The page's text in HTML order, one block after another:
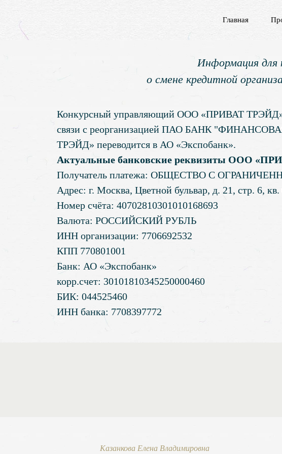
Главная
Конкурсный управляющий ООО «ПРИВАТ ТРЭЙД»
связи с реорганизацией ПАО БАНК
ТРЭЙД» переводится в АО «Экспобанк».
Актуальные банковские реквизиты ООО
Получатель платежа: ОБЩЕСТВО С
Адрес: г. Москва, Цветной бульвар, д. 21, стр. 6, кв.
Номер счёта: 40702810301010168693
Валюта: РОССИЙСКИЙ РУБЛЬ
ИНН организации: 7706692532
КПП 770801001
Банк: АО «Экспобанк»
корр.счет: 30101810345250000460
БИК: 044525460
ИНН банка: 7708397772
Информация
о смене кредитной
Казанкова Елена Владимировна